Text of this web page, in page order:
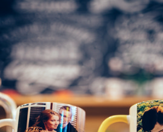
Ваш город:
Ваш регион доставки
Выберите из списка: